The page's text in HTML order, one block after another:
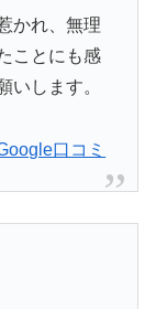
かれ、無理
ことにも感
いします。
口コミ